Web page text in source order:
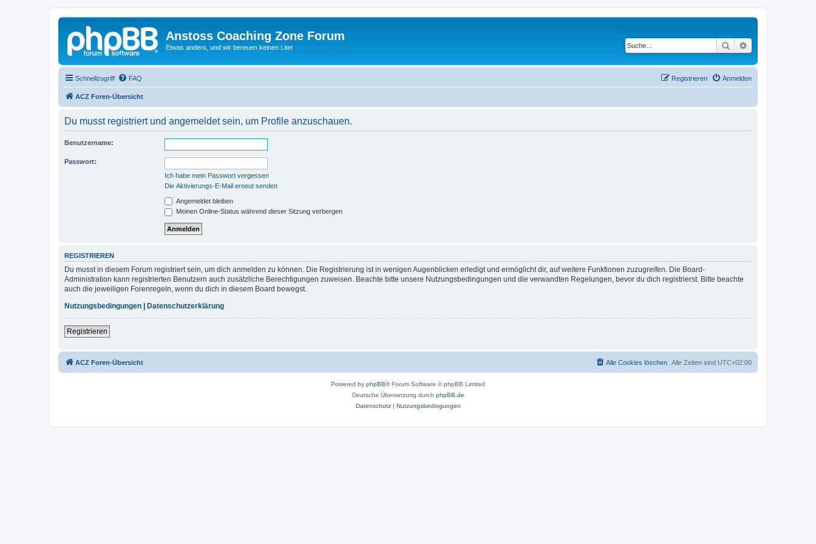
Anstoss Coaching Zone Forum
Etwas anders, und wir bereuen keinen Liter Suche
Schnellzugriff FAQ Anmelden
Registrieren
ACZ Foren-Übersicht
Du musst registriert und angemeldet sein, um Profile anzuschauen.
Benutzername:
Passwort:
Ich habe mein Passwort vergessen
Die Aktivierungs-E-Mail erneut senden
Angemeldet bleiben
Meinen Online-Status während dieser Sitzung verbergen
REGISTRIEREN
Du musst in diesem Forum registriert sein, um dich anmelden zu können. Die Registrierung ist in wenigen Augenblicken erledigt und ermöglicht dir, auf weitere Funktionen zuzugreifen. Die Board-
Administration kann registrierten Benutzern auch zusätzliche Berechtigungen zuweisen. Beachte bitte unsere Nutzungsbedingungen und die verwandten Regelungen, bevor du dich registrierst. Bitte beachte
auch die jeweiligen Forenregeln, wenn du dich in diesem Board bewegst.
Nutzungsbedingungen
Datenschutzerklärung
Registrieren
ACZ Foren-Übersicht Alle Zeiten sind UTC+02:00
Alle Cookies löschen
Powered by phpBB® Forum Software © phpBB Limited
Deutsche Übersetzung durch phpBB.de
Datenschutz| Nutzungsbedingungen